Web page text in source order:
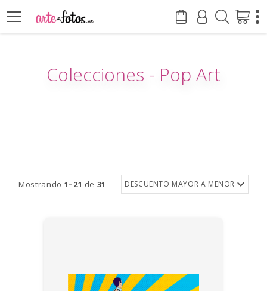
Colecciones - Pop Art
Mostrando 1–21 de 31 DESCUENTO MAYOR A MENOR